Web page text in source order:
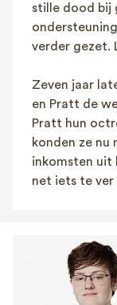
stille dood bij
verder gezet.
Zeven jaar
en Pratt de
Pratt hun
konden ze nu
inkomsten uit
net iets te